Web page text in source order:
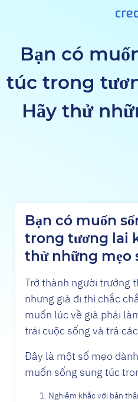
Bạn có
túc trong
Hãy thử
Bạn có muốn
trong tương lai
thử những mẹo
Trở thành người trưởng
nhưng già đi thì chắc
muốn lúc về già phải
trải cuộc sống và trả
Đây là một số mẹo
muốn sống sung túc
Nghiêm khắc với bản